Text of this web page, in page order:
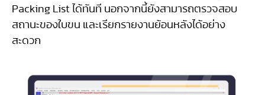
Packing List ได้ทันที นอกจากนี้ยังสามารถตรวจสอบ
สถานะของใบขน และเรียกรายงานย้อนหลังได้อย่าง
สะดวก